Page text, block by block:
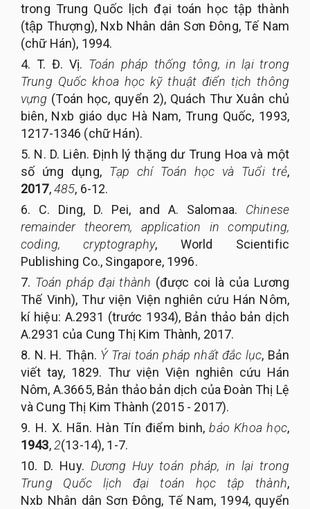
trong Trung Quốc lịch đại toán học tập thành
(tập Thượng), Nxb Nhân dân Sơn Đông, Tế Nam
(chữ Hán), 1994.
4. T. Đ. Vị. Toán pháp thống tông, in lại trong
Trung Quốc khoa học kỹ thuật điển tịch thông
vựng (Toán học, quyển 2), Quách Thư Xuân chủ
biên, Nxb giáo dục Hà Nam, Trung Quốc, 1993,
1217-1346 (chữ Hán).
5. N. D. Liên. Định lý thặng dư Trung Hoa và một
số ứng dụng, Tạp chí Toán học và Tuổi trẻ,
2017,485, 6-12.
6. C. Ding, D. Pei, and A. Salomaa. Chinese
remainder theorem, application in computing,
coding, cryptography, World Scientific
Publishing Co., Singapore, 1996.
7. Toán pháp đại thành (được coi là của Lương
Thế Vinh), Thư viện Viện nghiên cứu Hán Nôm,
kí hiệu: A.2931 (trước 1934), Bản thảo bản dịch
A.2931 của Cung Thị Kim Thành, 2017.
8. N. H. Thận. Ý Trai toán pháp nhất đắc lục, Bản
viết tay, 1829. Thư viện Viện nghiên cứu Hán
Nôm, A.3665, Bản thảo bản dịch của Đoàn Thị Lệ
và Cung Thị Kim Thành (2015 - 2017).
9. H. X. Hãn. Hàn Tín điểm binh,báo Khoa học,
1943, 2(13-14), 1-7.
10. D. Huy. Dương Huy toán pháp, in lại trong
Trung Quốc lịch đại toán học tập thành,
Nxb Nhân dân Sơn Đông, Tế Nam, 1994, quyển